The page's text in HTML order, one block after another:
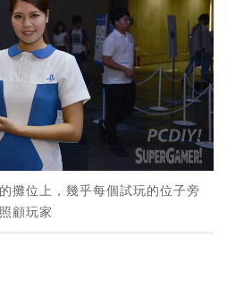
攤位上，幾乎每個試玩的位子旁
顧玩家